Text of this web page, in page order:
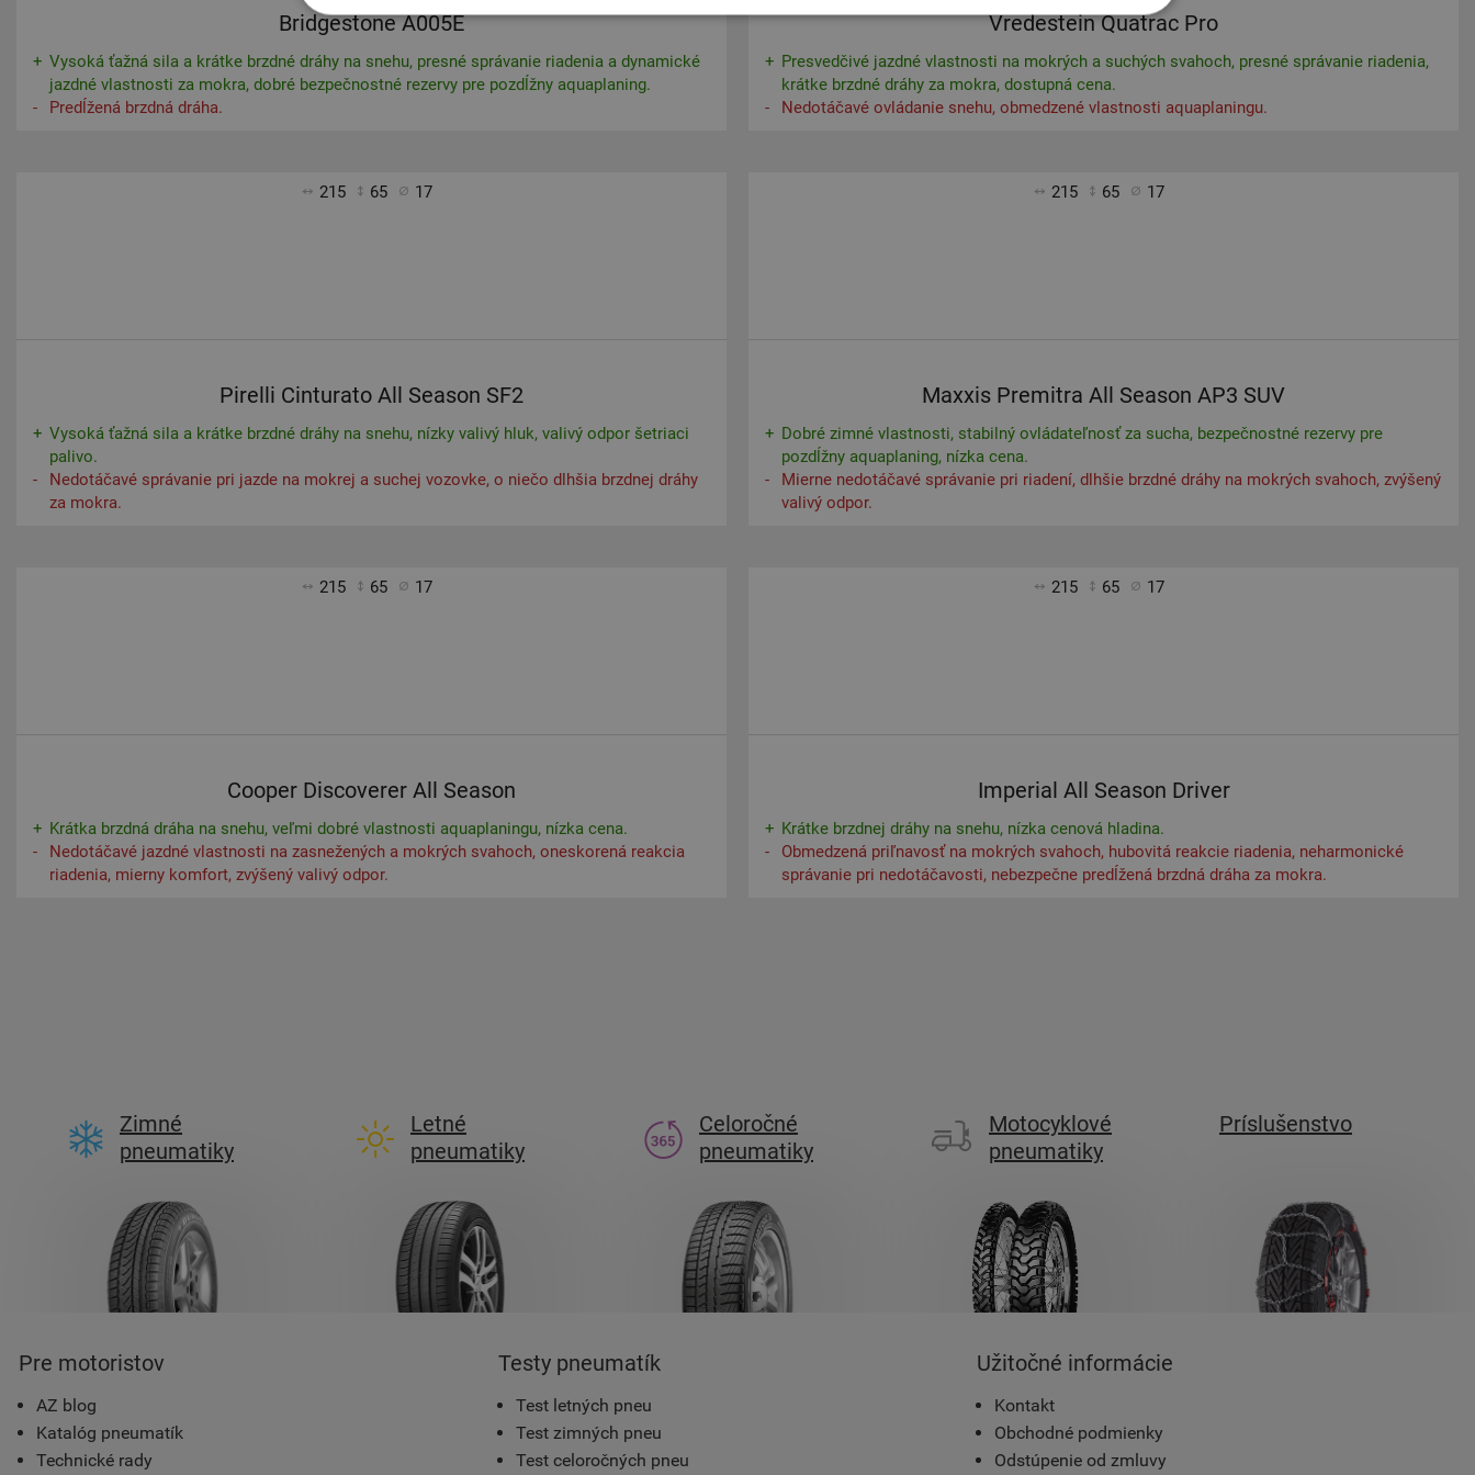
Bridgestone A005E
Vysoká ťažná sila a krátke brzdné dráhy na snehu, presné správanie riadenia a dynamické
jazdné vlastnosti za mokra, dobré bezpečnostné rezervy pre pozdĺžny aquaplaning.
Predĺžená brzdná dráha.
Vredestein Quatrac Pro
Presvedčivé jazdné vlastnosti na mokrých a suchých svahoch, presné správanie riadenia,
krátke brzdné dráhy za mokra, dostupná cena.
Nedotáčavé ovládanie snehu, obmedzené vlastnosti aquaplaningu.
215 65 17
Pirelli Cinturato All Season SF2
Vysoká ťažná sila a krátke brzdné dráhy na snehu, nízky valivý hluk, valivý odpor šetriaci
palivo.
Nedotáčavé správanie pri jazde na mokrej a suchej vozovke, o niečo dlhšia brzdnej dráhy
za mokra.
215 65 17
Maxxis Premitra All Season AP3 SUV
Dobré zimné vlastnosti, stabilný ovládateľnosť za sucha, bezpečnostné rezervy pre
pozdĺžny aquaplaning, nízka cena.
Mierne nedotáčavé správanie pri riadení, dlhšie brzdné dráhy na mokrých svahoch, zvýšený
valivý odpor.
215 65 17
Cooper Discoverer All Season
Krátka brzdná dráha na snehu, veľmi dobré vlastnosti aquaplaningu, nízka cena.
Nedotáčavé jazdné vlastnosti na zasnežených a mokrých svahoch, oneskorená reakcia
riadenia, mierny komfort, zvýšený valivý odpor.
215 65 17
Imperial All Season Driver
Krátke brzdnej dráhy na snehu, nízka cenová hladina.
Obmedzená priľnavosť na mokrých svahoch, hubovitá reakcie riadenia, neharmonické
správanie pri nedotáčavosti, nebezpečne predĺžená brzdná dráha za mokra.
Zimné
pneumatiky
Letné
pneumatiky
Celoročné
pneumatiky
Motocyklové
pneumatiky
Príslušenstvo
Pre motoristov
AZ blog
Katalóg pneumatík
Technické rady
Testy pneumatík
Test letných pneu
Test zimných pneu
Test celoročných pneu
Užitočné informácie
Kontakt
Obchodné podmienky
Odstúpenie od zmluvy